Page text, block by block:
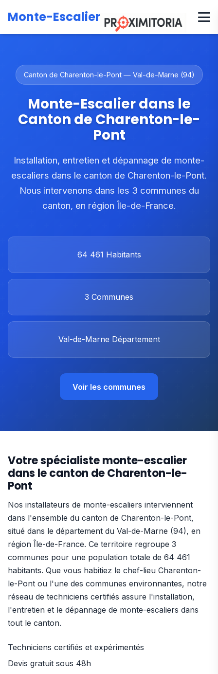
Monte-Escalier
Accueil Zones d'intervention
Val-de-Marne
Canton de Charenton-le-Pont
Canton de Charenton-le-Pont — Val-de-Marne (94)
Monte-Escalier dans le
Canton de Charenton-le-
Pont
Installation, entretien et dépannage de monte-
escaliers dans le canton de Charenton-le-Pont.
Nous intervenons dans les 3 communes du
canton, en région Île-de-France.
64 461 Habitants
3 Communes
Val-de-Marne Département
Voir les communes
Votre spécialiste monte-escalier
dans le canton de Charenton-le-
Pont
Nos installateurs de monte-escaliers interviennent
dans l'ensemble du canton de Charenton-le-Pont,
situé dans le département du Val-de-Marne (94), en
région Île-de-France. Ce territoire regroupe 3
communes pour une population totale de 64 461
habitants. Que vous habitiez le chef-lieu Charenton-
le-Pont ou l'une des communes environnantes, notre
réseau de techniciens certifiés assure l'installation,
l'entretien et le dépannage de monte-escaliers dans
tout le canton.
Techniciens certifiés et expérimentés
Devis gratuit sous 48h